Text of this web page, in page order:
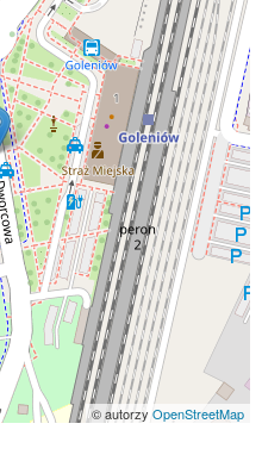
© autorzy OpenStreetMap